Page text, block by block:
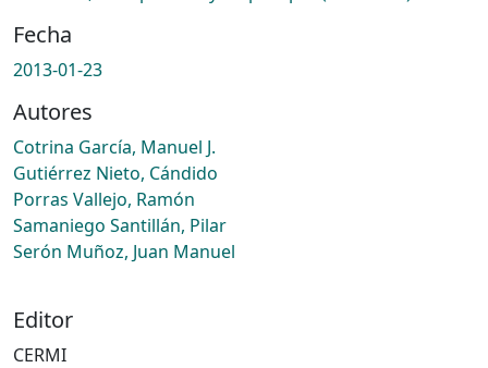
Fecha
2013-01-23
Autores
Cotrina García, Manuel J.
Gutiérrez Nieto, Cándido
Porras Vallejo, Ramón
Samaniego Santillán, Pilar
Serón Muñoz, Juan Manuel
Editor
CERMI